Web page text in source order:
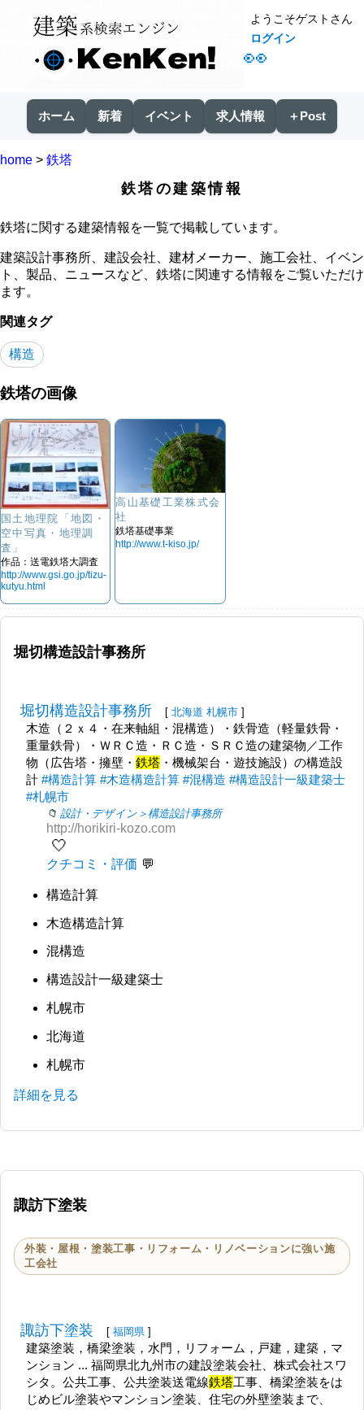
👀
ようこそゲストさん
ログイン
ホーム 新着 イベント 求人情報 ＋Post
home > 鉄塔
鉄塔の建築情報
鉄塔に関する建築情報を一覧で掲載しています。
建築設計事務所、建設会社、建材メーカー、施工会社、イベン
ト、製品、ニュースなど、鉄塔に関連する情報をご覧いただけ
ます。
関連タグ
構造
鉄塔の画像
国土地理院「地図・
空中写真・地理調
査」
作品：送電鉄塔大調査
http://www.gsi.go.jp/tizu-
kutyu.html
高山基礎工業株式会
社
鉄塔基礎事業
http://www.t-kiso.jp/
堀切構造設計事務所
堀切構造設計事務所 [ 北海道 札幌市 ]
木造（２ｘ４・在来軸組・混構造）・鉄骨造（軽量鉄骨・
重量鉄骨）・ＷＲＣ造・ＲＣ造・ＳＲＣ造の建築物／工作
物（広告塔・擁壁・鉄塔 ・機械架台・遊技施設）の構造設
計#構造計算 #木造構造計算 #混構造 #構造設計一級建築士
#札幌市
設計・デザイン＞構造設計事務所
http://horikiri-kozo.com
🤍
クチコミ・評価
構造計算
木造構造計算
混構造
構造設計一級建築士
札幌市
北海道
札幌市
詳細を見る
諏訪下塗装
外装・屋根・塗装工事・リフォーム・リノベーションに強い施
工会社
諏訪下塗装 [ 福岡県 ]
建築塗装，橋梁塗装，水門，リフォーム，戸建，建築，マ
ンション ... 福岡県北九州市の建設塗装会社、株式会社スワ
シタ。公共工事、公共塗装送電線鉄塔工事、橋梁塗装をは
じめビル塗装やマンション塗装、住宅の外壁塗装まで、